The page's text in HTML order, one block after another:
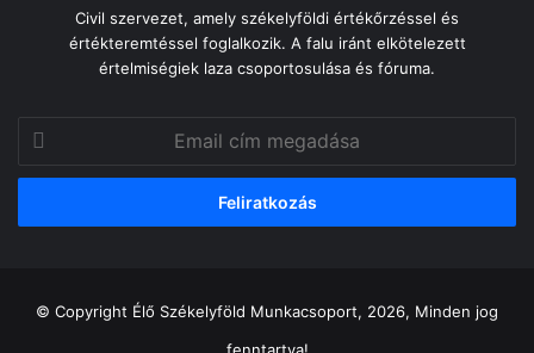
Civil szervezet, amely székelyföldi értékőrzéssel és
értékteremtéssel foglalkozik. A falu iránt elkötelezett
értelmiségiek laza csoportosulása és fóruma.
cím
megadása
© Copyright Élő Székelyföld Munkacsoport, 2026, Minden jog